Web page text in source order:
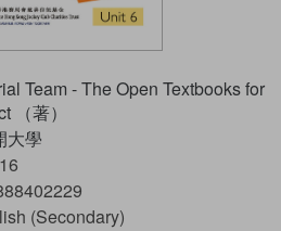
Team - The Open Textbooks for
（著）
大學
(Secondary)